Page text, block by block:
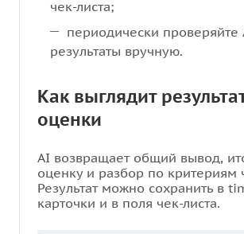
чек-листа;
периодически проверяйте
результаты вручную.
Как выглядит
оценки
AI возвращает общий вывод,
оценку и разбор по критериям
Результат можно сохранить в
карточки и в поля чек-листа.